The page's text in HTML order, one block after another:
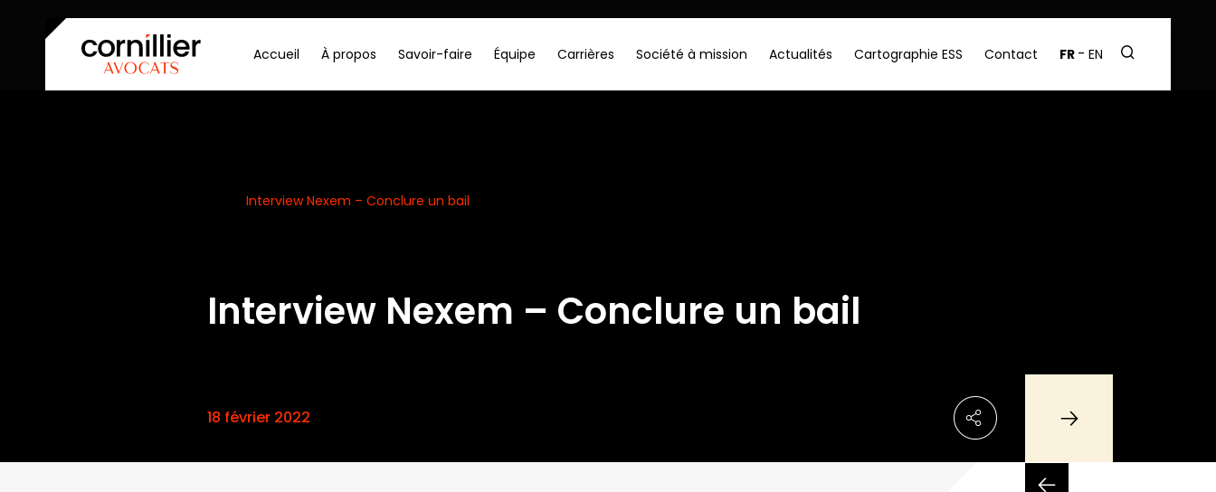
Accueil À propos Savoir-faire Équipe Carrières Société à mission Actualités Cartographie ESS Contact FR EN
Interview Nexem – Conclure un bail
Interview Nexem – Conclure un bail
18 février 2022